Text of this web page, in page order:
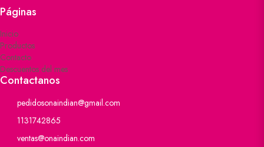
Páginas
Inicio
Productos
Contacto
Descuentos del mes
Contactanos
pedidosonaindian@gmail.com
1131742865
ventas@onaindian.com